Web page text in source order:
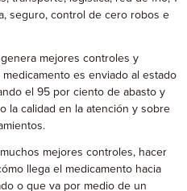
seguro, control de cero robos e
mejores controles y
es enviado al estado
el 95 por ciento de abasto y
la calidad en la atención y sobre
mejores controles, hacer
llega el medicamento hacia
o que va por medio de un